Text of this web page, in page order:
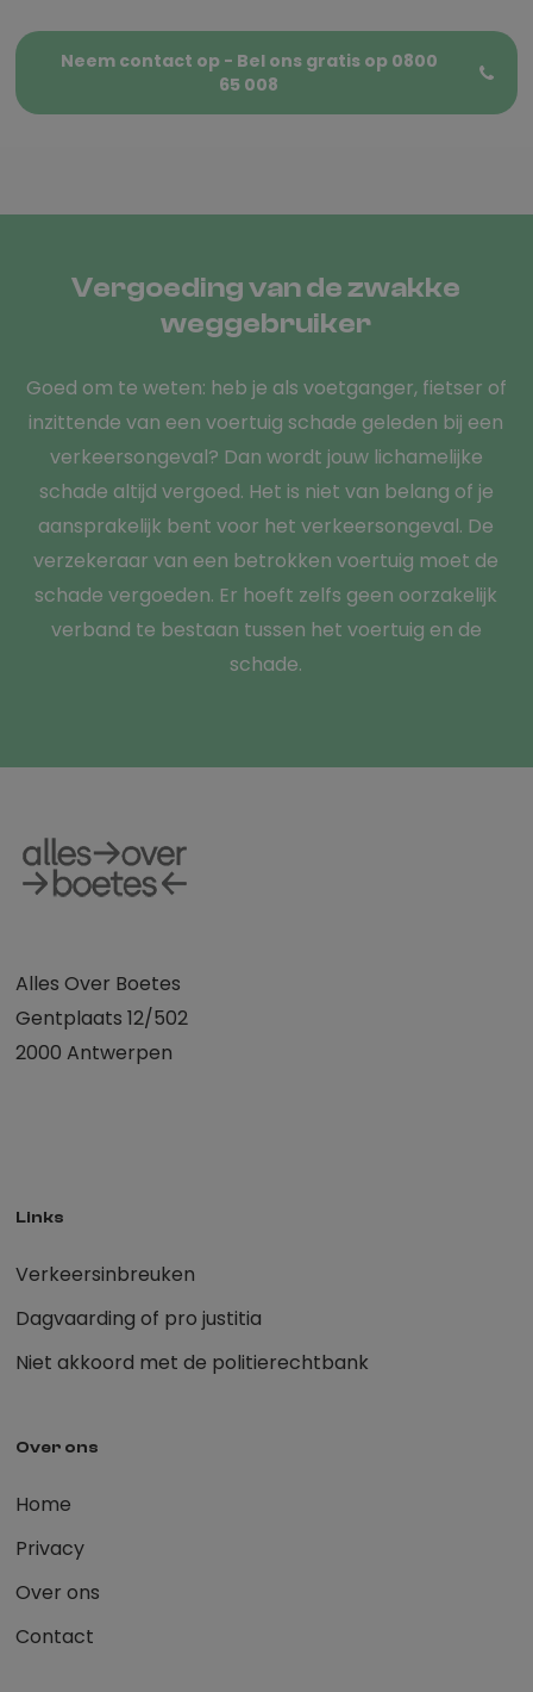
Neem contact op - Bel ons gratis op 0800
65 008
Vergoeding van de zwakke
weggebruiker
Goed om te weten: heb je als voetganger, fietser of
inzittende van een voertuig schade geleden bij een
verkeersongeval? Dan wordt jouw lichamelijke
schade altijd vergoed. Het is niet van belang of je
aansprakelijk bent voor het verkeersongeval. De
verzekeraar van een betrokken voertuig moet de
schade vergoeden. Er hoeft zelfs geen oorzakelijk
verband te bestaan tussen het voertuig en de
schade.
Alles Over Boetes
Gentplaats 12/502
2000 Antwerpen
Links
Verkeersinbreuken
Dagvaarding of pro justitia
Niet akkoord met de politierechtbank
Over ons
Home
Privacy
Over ons
Contact